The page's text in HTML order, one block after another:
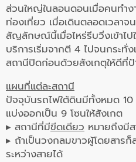
ส่วนใหญ่ในลอนดอนเมื่อคนทำ
ท่องเที่ยว เมื่อเดินตลอดเวลาจ
สัญลักษณ์นี้เมื่อไหร่รีบวิ่งเข้าไป
บริการเริ่มจากตี 4 ไปจนกระทั่
สถานีปิดก่อนด้วยสังเกตุให้ดีที่ป้
แผนที่แต่ละสถานี
ปัจจุบันรถไฟใต้ดินมีทั้งหมด 10
แบ่งออกเป็น 9 โซนให้สังเกต
▸ สถานีที่มีขีดเดียว หมายถึงมี
▸ ถ้าเป็นวงกลมขาวผู้โดยสารก็
ระหว่างสายได้